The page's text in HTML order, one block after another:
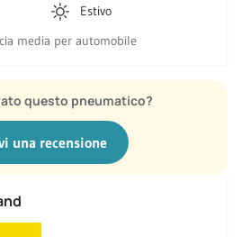
Estivo
media per automobile
questo pneumatico?
una recensione